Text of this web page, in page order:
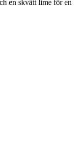
en skvätt lime för en